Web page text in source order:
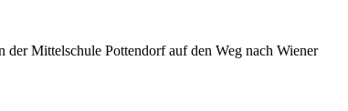
Mittelschule Pottendorf auf den Weg nach Wiener